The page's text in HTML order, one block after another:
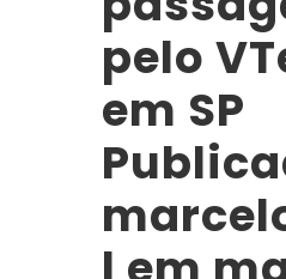
pelo
em SP